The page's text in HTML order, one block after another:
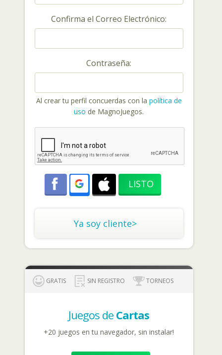
Confirma el Correo Electrónico:
Contraseña:
Al crear tu perfil concuerdas con la política de
uso de MagnoJuegos.
Ya soy cliente>
GRATIS SIN REGISTRO TORNEOS
Juegos de Cartas
+20 juegos en tu navegador, sin instalar!